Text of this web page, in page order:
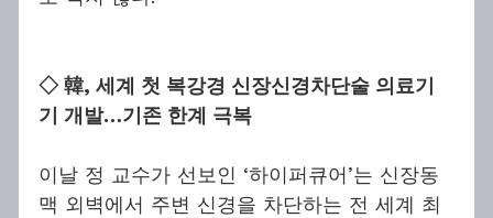
◇ 韓, 세계 첫 복강경 신장신경차단술 의료기
기 개발…기존 한계 극복
이날 정 교수가 선보인 ‘하이퍼큐어’는 신장동
맥 외벽에서 주변 신경을 차단하는 전 세계 최